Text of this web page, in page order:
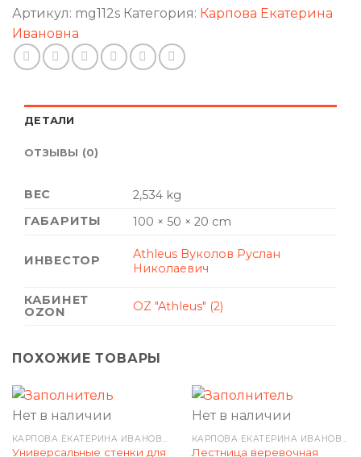
Артикул: mg112s Категория: Карпова Екатерина
Ивановна
ДЕТАЛИ
ОТЗЫВЫ (0)
ВЕС
2,534 kg
ГАБАРИТЫ
100 × 50 × 20 cm
ИНВЕСТОР
Athleus Вуколов Руслан
Николаевич
КАБИНЕТ
OZON
OZ "Athleus" (2)
ПОХОЖИЕ ТОВАРЫ
Нет в наличии
КАРПОВА ЕКАТЕРИНА ИВАНОВНА
Универсальные стенки для
Нет в наличии
КАРПОВА ЕКАТЕРИНА ИВАНОВНА
Лестница веревочная